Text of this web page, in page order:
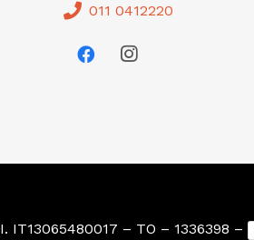
011 0412220
IT13065480017 – TO – 1336398 –